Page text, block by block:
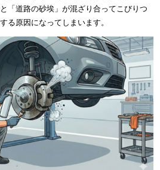
「道路の砂埃」が混ざり合ってこびりつ
る原因になってしまいます。